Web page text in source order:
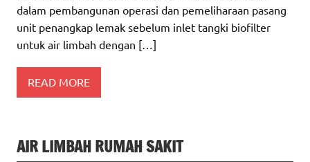
dalam pembangunan operasi dan pemeliharaan pasang
unit penangkap lemak sebelum inlet tangki biofilter
untuk air limbah dengan […]
READ MORE
AIR LIMBAH RUMAH SAKIT